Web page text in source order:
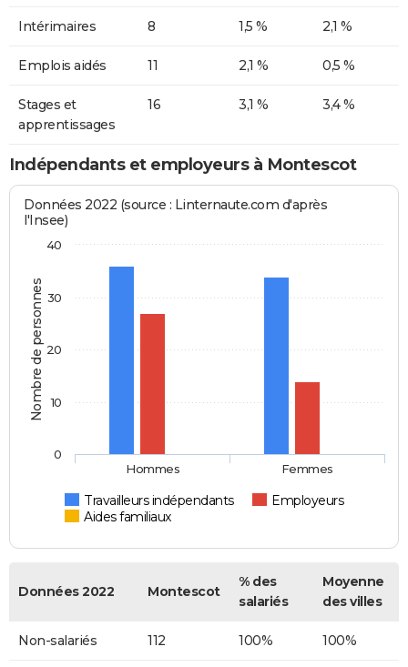
Intérimaires 8 1,5 % 2,1 %
Emplois aidés 11 2,1 % 0,5 %
Stages et
apprentissages
16 3,1 % 3,4 %
Indépendants et employeurs à Montescot
Nombre de personnes
Données 2022 (source : Linternaute.com d'après
l'Insee)
Travailleurs indépendants
Employeurs
Aides familiaux
Hommes Femmes
0
10
20
30
40
Données 2022 Montescot
% des
salariés
Moyenne
des villes
Non-salariés 112 100% 100%